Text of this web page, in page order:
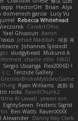
sepp HectorOH Brian Alyx
domenech garcia
Lucy Vu
Rebecca Whitehead
CineArtOhio
Yael Ghusoun Aaron
Jehad Maddah 재윤 옥
Johannes Sjöstedt
sludgybeast Mukund A
charlie otto HAGI
Sergio Uscanga Flex2006D !
じ
Tenzide Gallery
GremlinBrokeMyVideoGame
Ryan Williams 政則 谷
rocks EasedChunk2
Al Lawati yewen sun
EightySeven Frederic Sigrist
Ben Watts RavenXXXX
Alexander Danny Ray Clark